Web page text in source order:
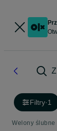
Filtry·1
Welony ślubne